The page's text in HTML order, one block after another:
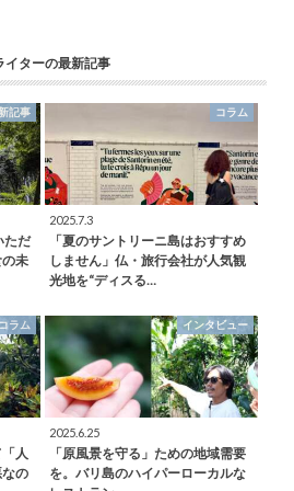
イターの最新記事
記事
ただ
未
コラム
2025.7.3
「夏のサントリーニ島はおすすめ
しません」仏・旅行会社が人気観
光地を“ディスる…
コラム
人
の
インタビュー
2025.6.25
「原風景を守る」ための地域需要
を。バリ島のハイパーローカルな